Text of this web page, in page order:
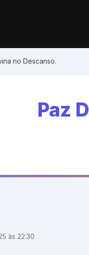
no Descanso.
Paz
às 22:30